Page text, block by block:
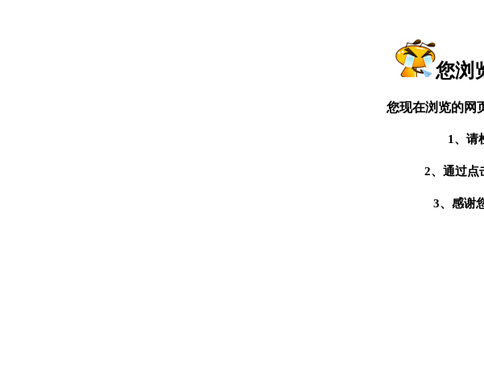
您浏
您现在浏览的网
1、请
2、通过点
3、感谢您